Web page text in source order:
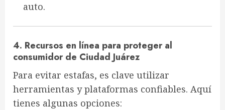
auto.
4. Recursos en línea para proteger al
consumidor de Ciudad Juárez
Para evitar estafas, es clave utilizar
herramientas y plataformas confiables. Aquí
tienes algunas opciones: